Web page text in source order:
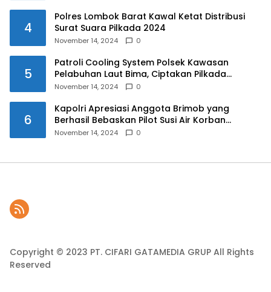
4
Polres Lombok Barat Kawal Ketat Distribusi
Surat Suara Pilkada 2024
November 14, 2024 0
5
Patroli Cooling System Polsek Kawasan
Pelabuhan Laut Bima, Ciptakan Pilkada
Serentak 2024 yang Aman dan Damai
November 14, 2024 0
6
Kapolri Apresiasi Anggota Brimob yang
Berhasil Bebaskan Pilot Susi Air Korban
Penyanderaan KKB
November 14, 2024 0
Copyright © 2023 PT. CIFARI GATAMEDIA GRUP All Rights
Reserved